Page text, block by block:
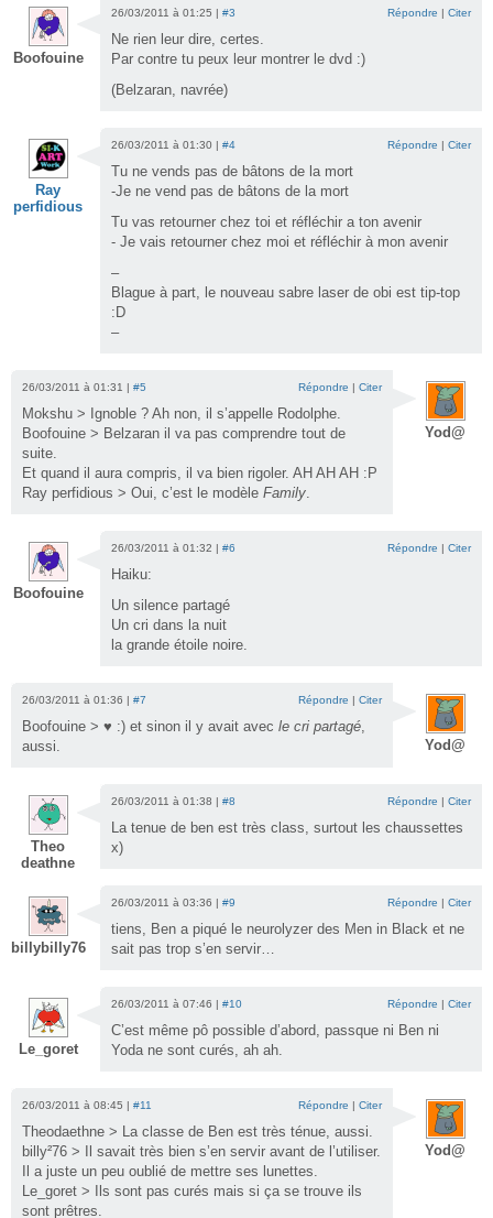
Boofouine
26/03/2011 à 01:25 | #3 Répondre | Citer
Ne rien leur dire, certes.
Par contre tu peux leur montrer le dvd :)
(Belzaran, navrée)
Ray
perfidious
26/03/2011 à 01:30 | #4 Répondre | Citer
Tu ne vends pas de bâtons de la mort
-Je ne vend pas de bâtons de la mort
Tu vas retourner chez toi et réfléchir a ton avenir
- Je vais retourner chez moi et réfléchir à mon avenir
–
Blague à part, le nouveau sabre laser de obi est tip-top
:D
–
Yod@
26/03/2011 à 01:31 | #5 Répondre | Citer
Mokshu > Ignoble ? Ah non, il s’appelle Rodolphe.
Boofouine > Belzaran il va pas comprendre tout de
suite.
Et quand il aura compris, il va bien rigoler. AH AH AH :P
Ray perfidious > Oui, c’est le modèle Family
Boofouine
26/03/2011 à 01:32 | #6 Répondre | Citer
Haiku:
Un silence partagé
Un cri dans la nuit
la grande étoile noire.
Yod@
26/03/2011 à 01:36 | #7 Répondre | Citer
Boofouine > ♥ :) et sinon il y avait avec le cri partagé
aussi.
Theo
deathne
26/03/2011 à 01:38 | #8 Répondre | Citer
La tenue de ben est très class, surtout les chaussettes
x)
billybilly76
26/03/2011 à 03:36 | #9 Répondre | Citer
tiens, Ben a piqué le neurolyzer des Men in Black et ne
sait pas trop s’en servir…
Le_goret
26/03/2011 à 07:46 | #10 Répondre | Citer
C’est même pô possible d’abord, passque ni Ben ni
Yoda ne sont curés, ah ah.
Yod@
26/03/2011 à 08:45 | #11 Répondre | Citer
Theodaethne > La classe de Ben est très ténue, aussi.
billy²76 > Il savait très bien s’en servir avant de l’utiliser.
Il a juste un peu oublié de mettre ses lunettes.
Le_goret > Ils sont pas curés mais si ça se trouve ils
sont prêtres.